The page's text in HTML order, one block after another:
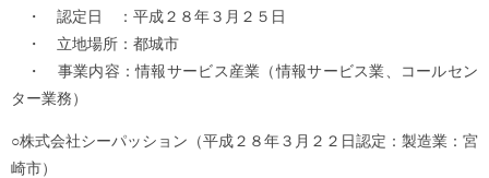
・ 認定日 ：平成２８年３月２５日
・ 立地場所：都城市
・ 事業内容：情報サービス産業（情報サービス業、コールセン
ター業務）
○株式会社シーパッション（平成２８年３月２２日認定：製造業：宮
崎市）